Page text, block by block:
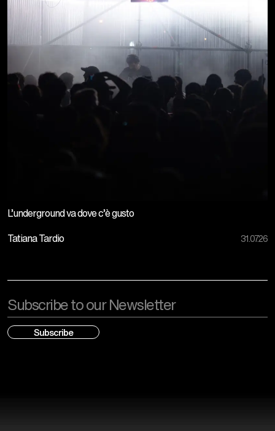
L’underground va dove c’è gusto
Tatiana Tardio 31.07.26
Email